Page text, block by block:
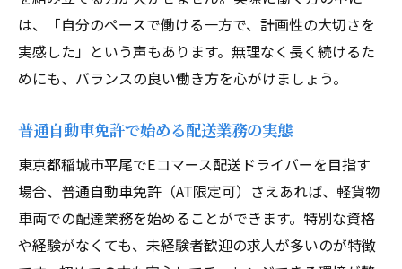
は、「自分のペースで働ける一方で、計画性の大切さを
実感した」という声もあります。無理なく長く続けるた
めにも、バランスの良い働き方を心がけましょう。
普通自動車免許で始める配送業務の実態
東京都稲城市平尾でEコマース配送ドライバーを目指す
場合、普通自動車免許（AT限定可）さえあれば、軽貨物
車両での配達業務を始めることができます。特別な資格
や経験がなくても、未経験者歓迎の求人が多いのが特徴